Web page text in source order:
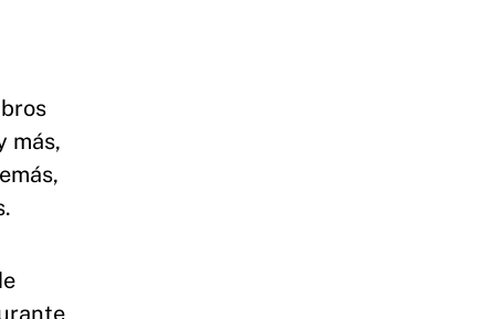
más,